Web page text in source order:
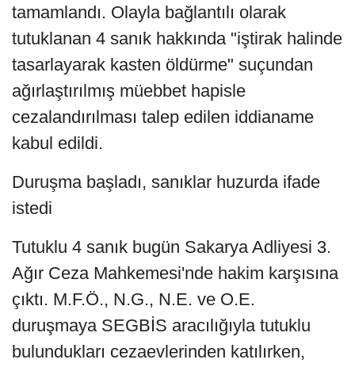
tamamlandı. Olayla bağlantılı olarak
tutuklanan 4 sanık hakkında "iştirak halinde
tasarlayarak kasten öldürme" suçundan
ağırlaştırılmış müebbet hapisle
cezalandırılması talep edilen iddianame
kabul edildi.
Duruşma başladı, sanıklar huzurda ifade
istedi
Tutuklu 4 sanık bugün Sakarya Adliyesi 3.
Ağır Ceza Mahkemesi'nde hakim karşısına
çıktı. M.F.Ö., N.G., N.E. ve O.E.
duruşmaya SEGBİS aracılığıyla tutuklu
bulundukları cezaevlerinden katılırken,